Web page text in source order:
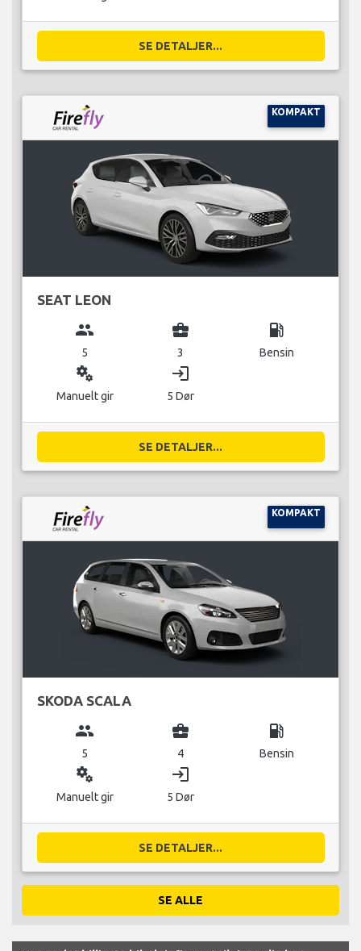
SE DETALJER...
KOMPAKT
SEAT LEON
group
5
business_center
3
local_gas_station
Bensin
miscellaneous_services
Manuelt gir
login
5 Dør
SE DETALJER...
KOMPAKT
SKODA SCALA
group
5
business_center
4
local_gas_station
Bensin
miscellaneous_services
Manuelt gir
login
5 Dør
SE DETALJER...
SE ALLE